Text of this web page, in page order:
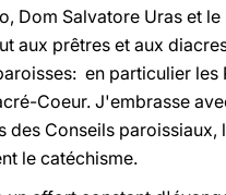
Dom Salvatore Uras et
aux prêtres et aux
en particulier les
Coeur. J'embrasse
Conseils paroissiaux,
le catéchisme.